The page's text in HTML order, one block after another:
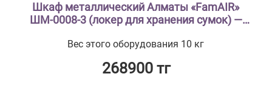
Шкаф металлический Алматы «FamAIR»
ШМ-0008-3 (локер для хранения сумок) —
Вес этого оборудования 10 кг
268900 тг